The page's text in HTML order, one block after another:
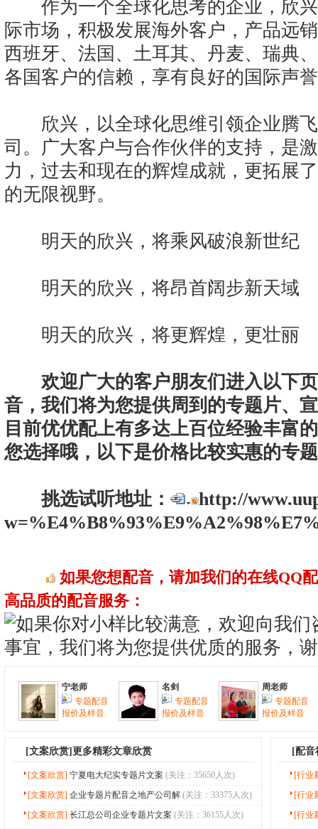
作为一个全球化思考的企业，欣兴
际市场，积极发展海外客户，产品远
西班牙、法国、土耳其、丹麦、瑞典
各国客户的信赖，享有良好的国际声
欣兴，以全球化思维引领企业腾飞
司。广大客户与合作伙伴的支持，是
力，过去和现在的辉煌成就，更拓展
的无限视野。
明天的欣兴，将乘风破浪新世纪
明天的欣兴，将昂首阔步新天域
明天的欣兴，将更辉煌，更壮丽
欢迎广大的客户朋友们进入以下
音，我们将为您提供周到的专题片、
目前优优配上有多达上百位经验丰富
您选择哦，以下是价格比较实惠的专
挑选试听地址：
http://
如果您想配音，请加我们的在线QQ
高品质的配音服务：
宁老师
专题配音
报价及样音
名剑
专题配音
报价及样音
周老师
专题配音
报价及样音
[文案欣赏]更多精彩文章欣赏
[文案欣赏] 宁夏电大纪实专题片文案 (关注：35650人次)
[文案欣赏] 企业专题片配音之地产公司解 (关注：33375人次)
[文案欣赏] 长江总公司企业专题片文案 (关注：36155人次)
[配音
[行业
[行业
[行业